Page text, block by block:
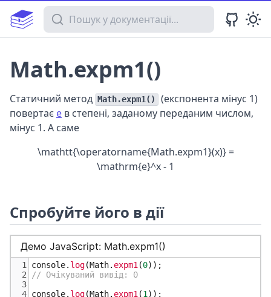
Пошук у документації
Math.expm1()
Статичний метод Math.expm1()
(експонента мінус 1)
повертає e в степені, заданому переданим числом,
мінус 1. А саме
\mathtt{\operatorname{Math.expm1}(x)} =
\mathrm{e}^x - 1
Спробуйте його в дії